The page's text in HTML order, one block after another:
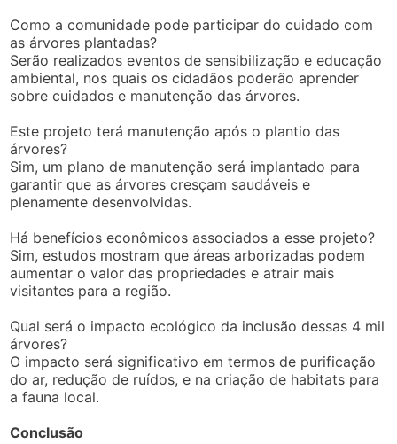
Como a comunidade pode participar do cuidado com
as árvores plantadas?
Serão realizados eventos de sensibilização e educação
ambiental, nos quais os cidadãos poderão aprender
sobre cuidados e manutenção das árvores.
Este projeto terá manutenção após o plantio das
árvores?
Sim, um plano de manutenção será implantado para
garantir que as árvores cresçam saudáveis e
plenamente desenvolvidas.
Há benefícios econômicos associados a esse projeto?
Sim, estudos mostram que áreas arborizadas podem
aumentar o valor das propriedades e atrair mais
visitantes para a região.
Qual será o impacto ecológico da inclusão dessas 4 mil
árvores?
O impacto será significativo em termos de purificação
do ar, redução de ruídos, e na criação de habitats para
a fauna local.
Conclusão